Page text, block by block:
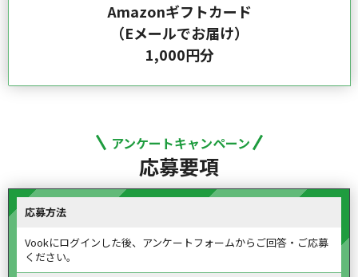
Amazonギフトカード
（Eメールでお届け）
1,000円分
アンケートキャンペーン
応募要項
応募方法
Vookにログインした後、アンケートフォームからご回答・ご応募
ください。